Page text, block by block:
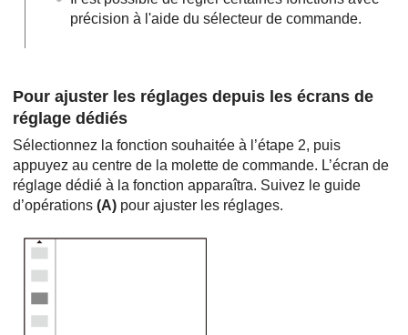
précision à l'aide du sélecteur de commande.
Pour ajuster les réglages depuis les écrans de
réglage dédiés
Sélectionnez la fonction souhaitée à l’étape 2, puis
appuyez au centre de la molette de commande. L’écran de
réglage dédié à la fonction apparaîtra. Suivez le guide
d’opérations (A) pour ajuster les réglages.